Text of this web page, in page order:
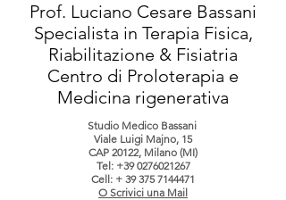
Prof. Luciano Cesare Bassani
Specialista in Terapia Fisica,
Riabilitazione & Fisiatria
Centro di Proloterapia e
Medicina rigenerativa
Studio Medico Bassani
Viale Luigi Majno, 15
CAP 20122, Milano (MI)
Tel: +39 0276021267
Cell: + 39 375 7144471
O Scrivici una Mail